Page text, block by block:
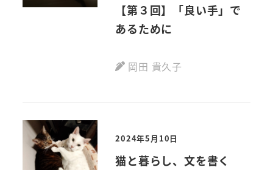
【第３回】「良い手」で
あるために
岡田 貴久子
2024年5月10日
猫と暮らし、文を書く